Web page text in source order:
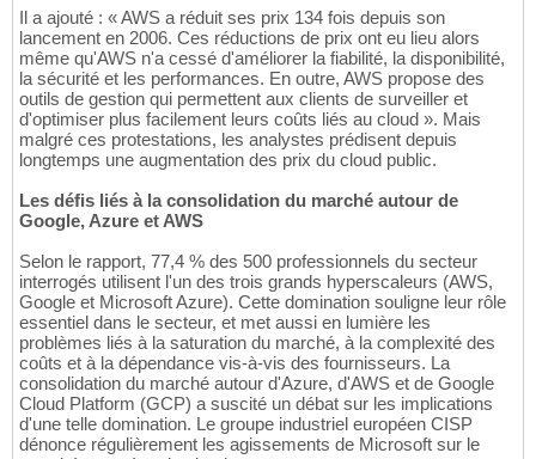
Il a ajouté : « AWS a réduit ses prix 134 fois depuis son
lancement en 2006. Ces réductions de prix ont eu lieu alors
même qu'AWS n'a cessé d'améliorer la fiabilité, la disponibilité,
la sécurité et les performances. En outre, AWS propose des
outils de gestion qui permettent aux clients de surveiller et
d'optimiser plus facilement leurs coûts liés au cloud ». Mais
malgré ces protestations, les analystes prédisent depuis
longtemps une augmentation des prix du cloud public.
Les défis liés à la consolidation du marché autour de
Google, Azure et AWS
Selon le rapport, 77,4 % des 500 professionnels du secteur
interrogés utilisent l'un des trois grands hyperscaleurs (AWS,
Google et Microsoft Azure). Cette domination souligne leur rôle
essentiel dans le secteur, et met aussi en lumière les
problèmes liés à la saturation du marché, à la complexité des
coûts et à la dépendance vis-à-vis des fournisseurs. La
consolidation du marché autour d'Azure, d'AWS et de Google
Cloud Platform (GCP) a suscité un débat sur les implications
d'une telle domination. Le groupe industriel européen CISP
dénonce régulièrement les agissements de Microsoft sur le